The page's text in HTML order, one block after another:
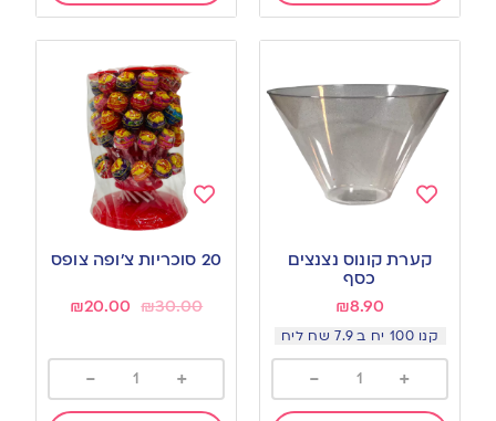
to
wishlist
קערת קונוס נצנצים
כסף
₪8.90
קנו 100 יח ב 7.9 שח ליח
+
-
to
20 סוכריות צ’ופה צופס
₪30.00
₪20.00
+
-